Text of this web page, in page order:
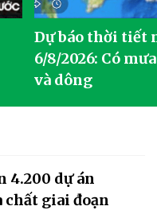
Dự báo thời tiết
6/8/2026: Có
và dông
4.200 dự án
giai đoạn